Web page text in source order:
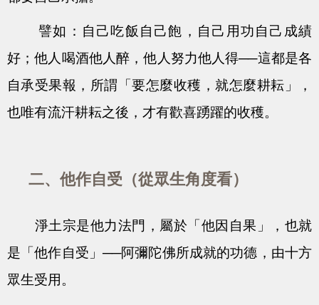
譬如：自己吃飯自己飽，自己用功自己成績
好；他人喝酒他人醉，他人努力他人得──這都是各
自承受果報，所謂「要怎麼收穫，就怎麼耕耘」，
也唯有流汗耕耘之後，才有歡喜踴躍的收穫。
二、他作自受（從眾生角度看）
淨土宗是他力法門，屬於「他因自果」，也就
是「他作自受」──阿彌陀佛所成就的功德，由十方
眾生受用。